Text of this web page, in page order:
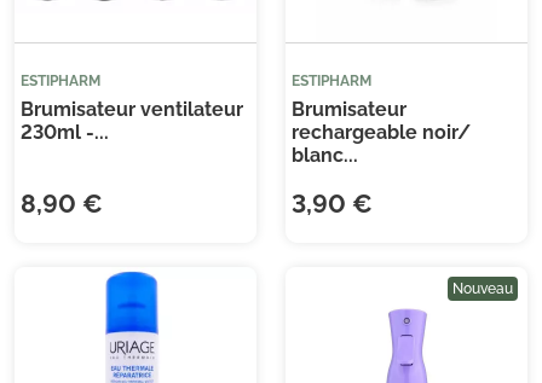
ESTIPHARM
Brumisateur ventilateur
230ml -...
8,90 €
ESTIPHARM
Brumisateur
rechargeable noir/
blanc...
3,90 €
Nouveau